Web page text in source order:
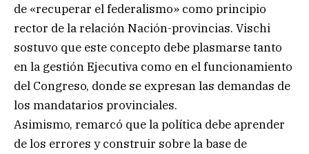
de «recuperar el federalismo» como principio
rector de la relación Nación-provincias. Vischi
sostuvo que este concepto debe plasmarse tanto
en la gestión Ejecutiva como en el funcionamiento
del Congreso, donde se expresan las demandas de
los mandatarios provinciales.
Asimismo, remarcó que la política debe aprender
de los errores y construir sobre la base de